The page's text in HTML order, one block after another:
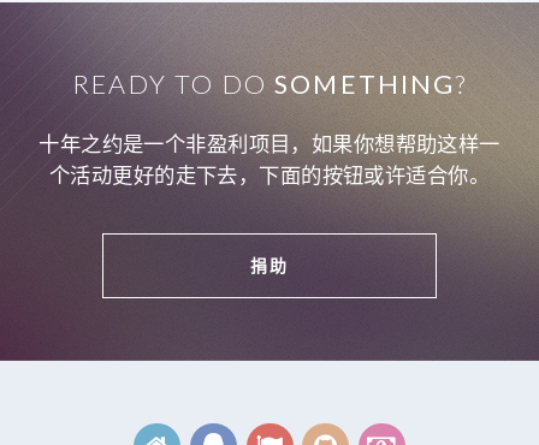
READY TO DOSOMETHING?
十年之约是一个非盈利项目，如果你想帮助这样一
个活动更好的走下去，下面的按钮或许适合你。
捐助